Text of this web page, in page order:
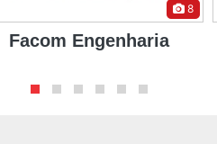
7
Kanaflex - Indústria de